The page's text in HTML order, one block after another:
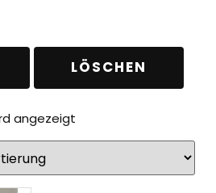
LÖSCHEN
angezeigt